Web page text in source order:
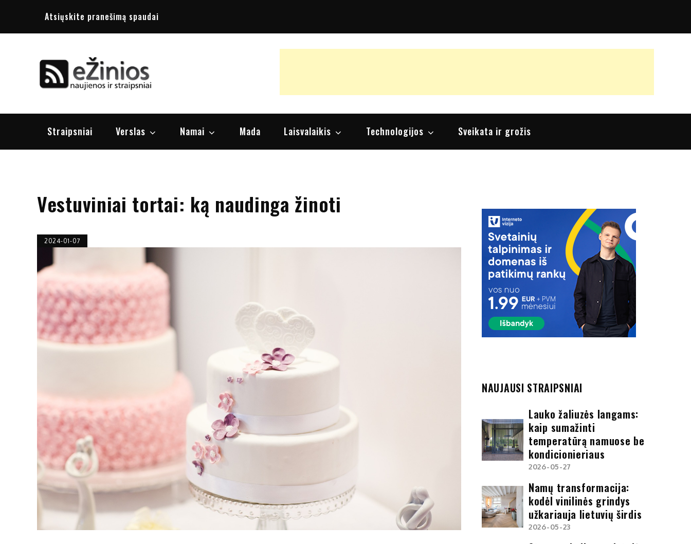
Atsiųskite pranešimą spaudai
Straipsniai Verslas Namai Mada Laisvalaikis Technologijos Sveikata ir grožis
Vestuviniai tortai: ką naudinga žinoti
2024-01-07
NAUJAUSI STRAIPSNIAI
Lauko žaliuzės langams:
kaip sumažinti
temperatūrą namuose be
kondicionieriaus
2026-05-27
Namų transformacija:
kodėl vinilinės grindys
užkariauja lietuvių širdis
2026-05-23